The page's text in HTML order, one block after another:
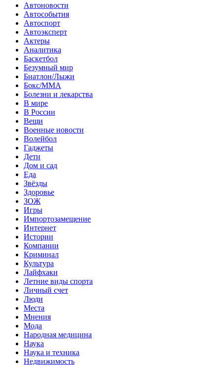
Автоновости
Автособытия
Автоспорт
Автоэксперт
Актеры
Аналитика
Баскетбол
Безумный мир
Биатлон/Лыжи
Бокс/MMA
Болезни и лекарства
В мире
В России
Вещи
Военные новости
Волейбол
Гаджеты
Дети
Дом и сад
Еда
Звёзды
Здоровье
ЗОЖ
Игры
Импортозамещение
Интернет
Истории
Компании
Криминал
Культура
Лайфхаки
Летние виды спорта
Личный счет
Люди
Места
Мнения
Мода
Народная медицина
Наука
Наука и техника
Недвижимость